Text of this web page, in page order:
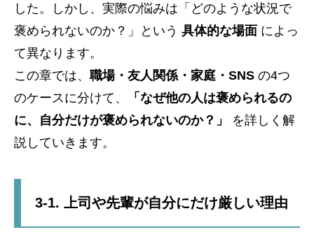
した。しかし、実際の悩みは「どのような状況で
褒められないのか？」という 具体的な場面 によっ
て異なります。
この章では、 職場・友人関係・家庭・SNS の4つ
のケースに分けて、
「なぜ他の人は褒められるの
に、自分だけが褒められないのか？」
を詳しく解
説していきます。
3-1. 上司や先輩が自分にだけ厳しい理由